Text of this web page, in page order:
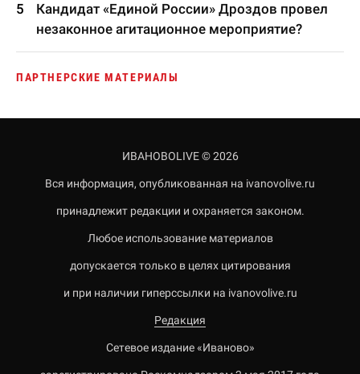
Кандидат «Единой России» Дроздов провел
незаконное агитационное мероприятие?
ПАРТНЕРСКИЕ МАТЕРИАЛЫ
ИВАНОВОLIVE © 2026
Вся информация, опубликованная на ivanovolive.ru
принадлежит редакции и охраняется законом.
Любое использование материалов
допускается только в целях цитирования
и при наличии гиперссылки на ivanovolive.ru
Редакция
Сетевое издание «Иваново»